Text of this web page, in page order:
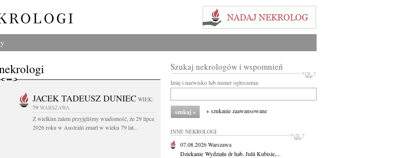
JACEK TADEUSZ DUNIEC WIEK:
79 WARSZAWA
Z wielkim żalem przyjęliśmy wiadomość, że 29 lipca
2026 roku w Australii zmarł w wieku 79 lat...
Szukaj nekrologów i wspomnień
Imię i nazwisko lub numer ogłoszenia:
+ szukanie zaawansowane
INNE NEKROLOGI
07.08.2026Warszawa
Dziekanie Wydziału dr hab. Julii Kubisie,...